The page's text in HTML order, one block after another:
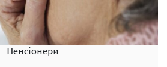
Пенсіонери